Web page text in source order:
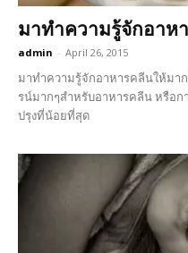
มาทำความรู้จักอาห
admin - April 26, 2015
มาทำความรู้จักอาหารคลีนให้มา
รน์มากๆสำหรับอาหารคลีน หรือ
ปรุงที่น้อยที่สุด